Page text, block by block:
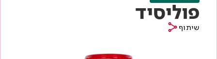
פוליסיד
שיתוף